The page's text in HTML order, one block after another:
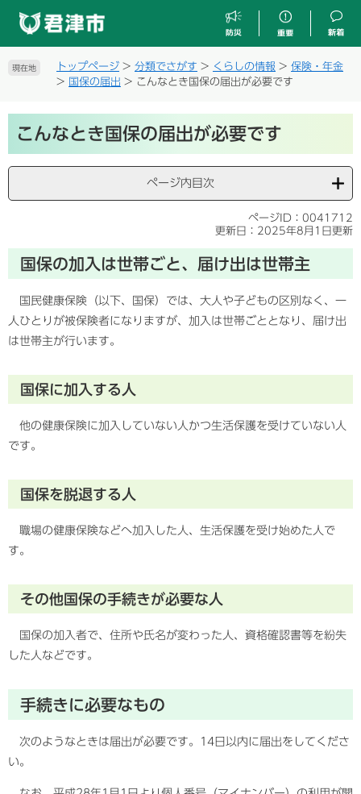
現在地 トップページ > 分類でさがす > くらしの情報 > 保険・年金
> 国保の届出 > こんなとき国保の届出が必要です
文こんなとき国保の届出が必要です
ページ内目次
ページID：0041712
更新日：2025年8月1日更新
国保の加入は世帯ごと、届け出は世帯主
国民健康保険（以下、国保）では、大人や子どもの区別なく、一
人ひとりが被保険者になりますが、加入は世帯ごととなり、届け出
は世帯主が行います。
国保に加入する人
他の健康保険に加入していない人かつ生活保護を受けていない人
です。
国保を脱退する人
職場の健康保険などへ加入した人、生活保護を受け始めた人で
す。
その他国保の手続きが必要な人
国保の加入者で、住所や氏名が変わった人、資格確認書等を紛失
した人などです。
手続きに必要なもの
次のようなときは届出が必要です。14日以内に届出をしてくださ
い。